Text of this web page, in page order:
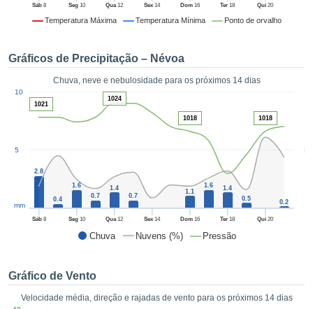
ou
permite-
a nossa
fornecer-
de alta
botão
todos os
ou
no
como
um perfil
CONTINUAR
CONFIGURAÇÕES
Temperatura Máxima Temperatura Mínima Ponto de orvalho
Sáb8 Seg10 Qua12 Sex 14 Dom16 Ter 18 Qui 20
Gráficos de Precipitação – Névoa
Chuva, neve e nebulosidade para os próximos 14 dias
Chuva Nuvens (%) Pressão
50
Sáb8 Seg10 Qua12 Sex 14 Dom16 Ter 18 Qui 20
5
10
mm
2.8
0.4
1.6
0.7
1.4
0.7
1.1
1.6
1.4
0.5
0.2
1021
1024
1018 1018
Gráfico de Vento
Velocidade média, direção e rajadas de vento para os próximos 14 dias